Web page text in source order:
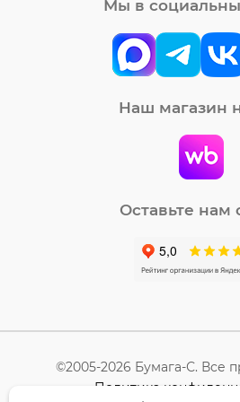
Мы в
Наш магазин
Оставьте нам
©2005-2026 Бумага-С. Все
Политика